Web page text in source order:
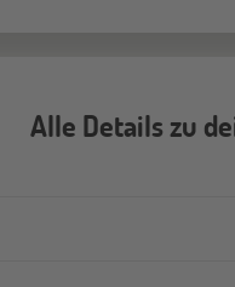
Alle Details zu